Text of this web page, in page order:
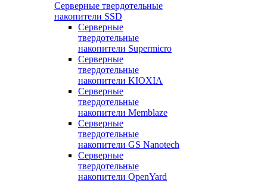
Серверные твердотельные
накопители SSD
Cерверные
твердотельные
накопители Supermicro
Cерверные
твердотельные
накопители KIOXIA
Cерверные
твердотельные
накопители Memblaze
Cерверные
твердотельные
накопители GS Nanotech
Серверные
твердотельные
накопители OpenYard